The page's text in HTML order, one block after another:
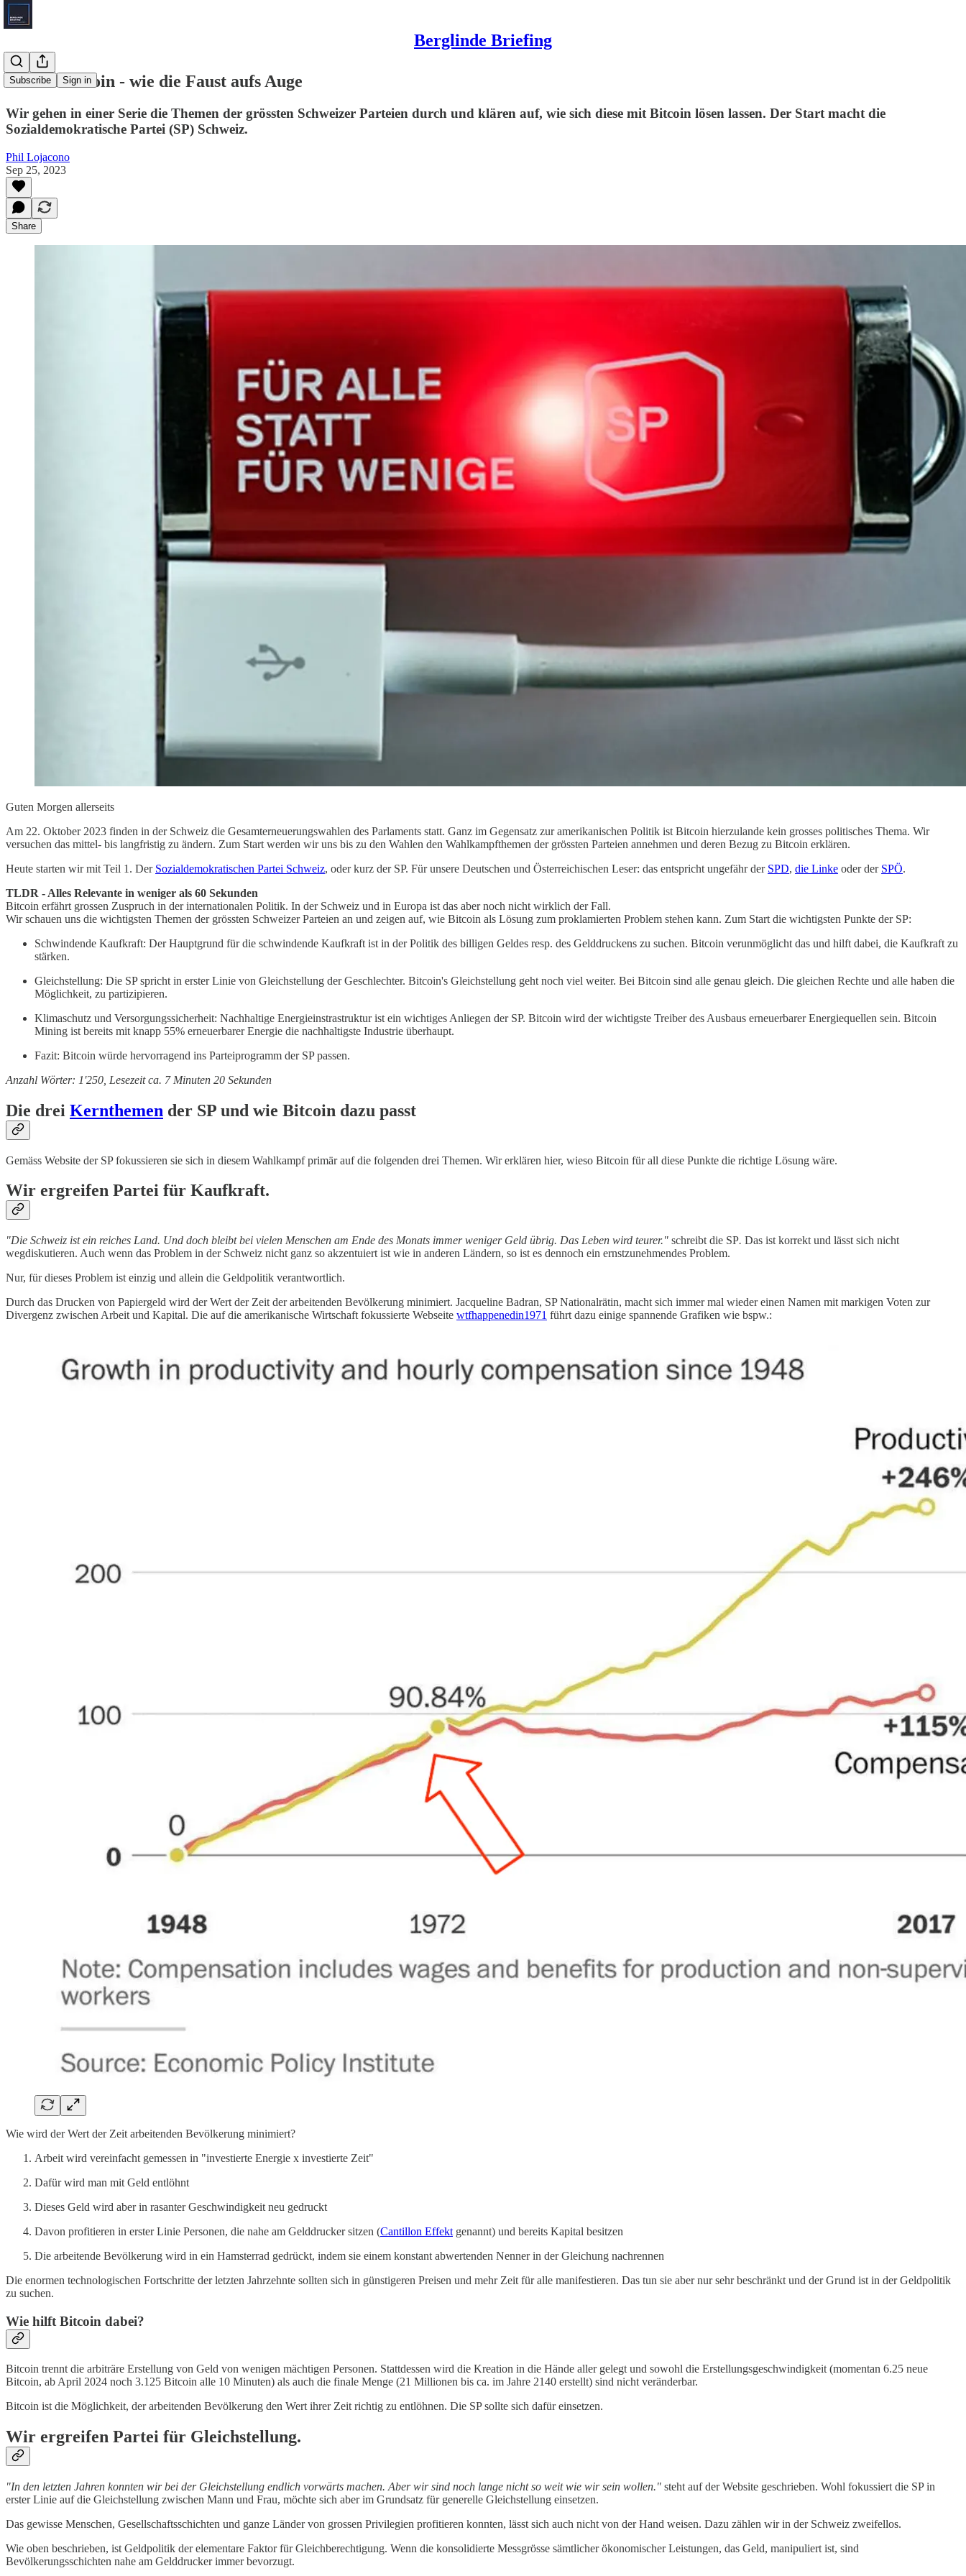
Berglinde Briefing
Subscribe Sign in
SP und Bitcoin - wie die Faust aufs Auge
Wir gehen in einer Serie die Themen der grössten Schweizer Parteien durch und klären auf, wie sich diese mit Bitcoin lösen lassen. Der Start macht die
Sozialdemokratische Partei (SP) Schweiz.
Phil Lojacono
Sep 25, 2023
Share
Guten Morgen allerseits
Am 22. Oktober 2023 finden in der Schweiz die Gesamterneuerungswahlen des Parlaments statt. Ganz im Gegensatz zur amerikanischen Politik ist Bitcoin hierzulande kein grosses politisches Thema. Wir
versuchen das mittel- bis langfristig zu ändern. Zum Start werden wir uns bis zu den Wahlen den Wahlkampfthemen der grössten Parteien annehmen und deren Bezug zu Bitcoin erklären.
Heute starten wir mit Teil 1. Der Sozialdemokratischen Partei Schweiz, oder kurz der SP. Für unsere Deutschen und Österreichischen Leser: das entspricht ungefähr der SPD, die Linke oder der SPÖ.
TLDR - Alles Relevante in weniger als 60 Sekunden
Bitcoin erfährt grossen Zuspruch in der internationalen Politik. In der Schweiz und in Europa ist das aber noch nicht wirklich der Fall.
Wir schauen uns die wichtigsten Themen der grössten Schweizer Parteien an und zeigen auf, wie Bitcoin als Lösung zum proklamierten Problem stehen kann. Zum Start die wichtigsten Punkte der SP:
Schwindende Kaufkraft: Der Hauptgrund für die schwindende Kaufkraft ist in der Politik des billigen Geldes resp. des Gelddruckens zu suchen. Bitcoin verunmöglicht das und hilft dabei, die Kaufkraft zu
stärken.
Gleichstellung: Die SP spricht in erster Linie von Gleichstellung der Geschlechter. Bitcoin's Gleichstellung geht noch viel weiter. Bei Bitcoin sind alle genau gleich. Die gleichen Rechte und alle haben die
Möglichkeit, zu partizipieren.
Klimaschutz und Versorgungssicherheit: Nachhaltige Energieinstrastruktur ist ein wichtiges Anliegen der SP. Bitcoin wird der wichtigste Treiber des Ausbaus erneuerbarer Energiequellen sein. Bitcoin
Mining ist bereits mit knapp 55% erneuerbarer Energie die nachhaltigste Industrie überhaupt.
Fazit: Bitcoin würde hervorragend ins Parteiprogramm der SP passen.
Anzahl Wörter: 1'250, Lesezeit ca. 7 Minuten 20 Sekunden
Die drei Kernthemen der SP und wie Bitcoin dazu passt
Gemäss Website der SP fokussieren sie sich in diesem Wahlkampf primär auf die folgenden drei Themen. Wir erklären hier, wieso Bitcoin für all diese Punkte die richtige Lösung wäre.
Wir ergreifen Partei für Kaufkraft.
"Die Schweiz ist ein reiches Land. Und doch bleibt bei vielen Menschen am Ende des Monats immer weniger Geld übrig. Das Leben wird teurer." schreibt die SP. Das ist korrekt und lässt sich nicht
wegdiskutieren. Auch wenn das Problem in der Schweiz nicht ganz so akzentuiert ist wie in anderen Ländern, so ist es dennoch ein ernstzunehmendes Problem.
Nur, für dieses Problem ist einzig und allein die Geldpolitik verantwortlich.
Durch das Drucken von Papiergeld wird der Wert der Zeit der arbeitenden Bevölkerung minimiert. Jacqueline Badran, SP Nationalrätin, macht sich immer mal wieder einen Namen mit markigen Voten zur
Divergenz zwischen Arbeit und Kapital. Die auf die amerikanische Wirtschaft fokussierte Webseite wtfhappenedin1971 führt dazu einige spannende Grafiken wie bspw.:
Wie wird der Wert der Zeit arbeitenden Bevölkerung minimiert?
Arbeit wird vereinfacht gemessen in "investierte Energie x investierte Zeit"
Dafür wird man mit Geld entlöhnt
Dieses Geld wird aber in rasanter Geschwindigkeit neu gedruckt
Davon profitieren in erster Linie Personen, die nahe am Gelddrucker sitzen (Cantillon Effekt genannt) und bereits Kapital besitzen
Die arbeitende Bevölkerung wird in ein Hamsterrad gedrückt, indem sie einem konstant abwertenden Nenner in der Gleichung nachrennen
Die enormen technologischen Fortschritte der letzten Jahrzehnte sollten sich in günstigeren Preisen und mehr Zeit für alle manifestieren. Das tun sie aber nur sehr beschränkt und der Grund ist in der Geldpolitik
zu suchen.
Wie hilft Bitcoin dabei?
Bitcoin trennt die arbiträre Erstellung von Geld von wenigen mächtigen Personen. Stattdessen wird die Kreation in die Hände aller gelegt und sowohl die Erstellungsgeschwindigkeit (momentan 6.25 neue
Bitcoin, ab April 2024 noch 3.125 Bitcoin alle 10 Minuten) als auch die finale Menge (21 Millionen bis ca. im Jahre 2140 erstellt) sind nicht veränderbar.
Bitcoin ist die Möglichkeit, der arbeitenden Bevölkerung den Wert ihrer Zeit richtig zu entlöhnen. Die SP sollte sich dafür einsetzen.
Wir ergreifen Partei für Gleichstellung.
"In den letzten Jahren konnten wir bei der Gleichstellung endlich vorwärts machen. Aber wir sind noch lange nicht so weit wie wir sein wollen." steht auf der Website geschrieben. Wohl fokussiert die SP in
erster Linie auf die Gleichstellung zwischen Mann und Frau, möchte sich aber im Grundsatz für generelle Gleichstellung einsetzen.
Das gewisse Menschen, Gesellschaftsschichten und ganze Länder von grossen Privilegien profitieren konnten, lässt sich auch nicht von der Hand weisen. Dazu zählen wir in der Schweiz zweifellos.
Wie oben beschrieben, ist Geldpolitik der elementare Faktor für Gleichberechtigung. Wenn die konsolidierte Messgrösse sämtlicher ökonomischer Leistungen, das Geld, manipuliert ist, sind
Bevölkerungsschichten nahe am Gelddrucker immer bevorzugt.